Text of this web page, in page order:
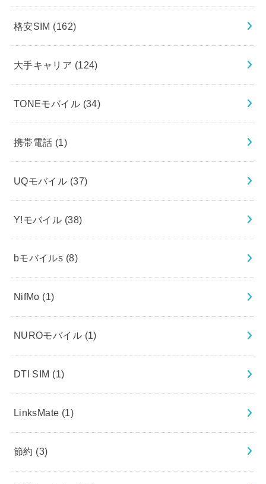
格安SIM (162)
大手キャリア (124)
TONEモバイル (34)
携帯電話 (1)
UQモバイル (37)
Y!モバイル (38)
bモバイルs (8)
NifMo (1)
NUROモバイル (1)
DTI SIM (1)
LinksMate (1)
節約 (3)